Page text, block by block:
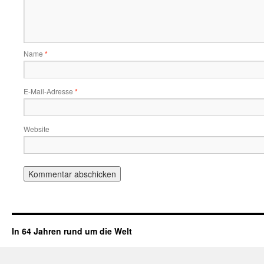
Name *
E-Mail-Adresse *
Website
In 64 Jahren rund um die Welt